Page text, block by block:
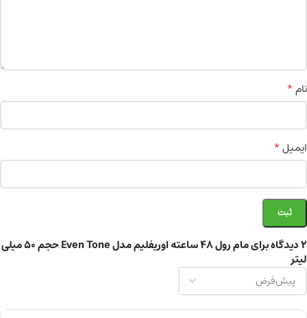
2 دیدگاه برای مام رول 48 ساعته اوریفلیم مدل Even Tone حجم ۵۰ میلی
لیتر
نام*
ایمیل*